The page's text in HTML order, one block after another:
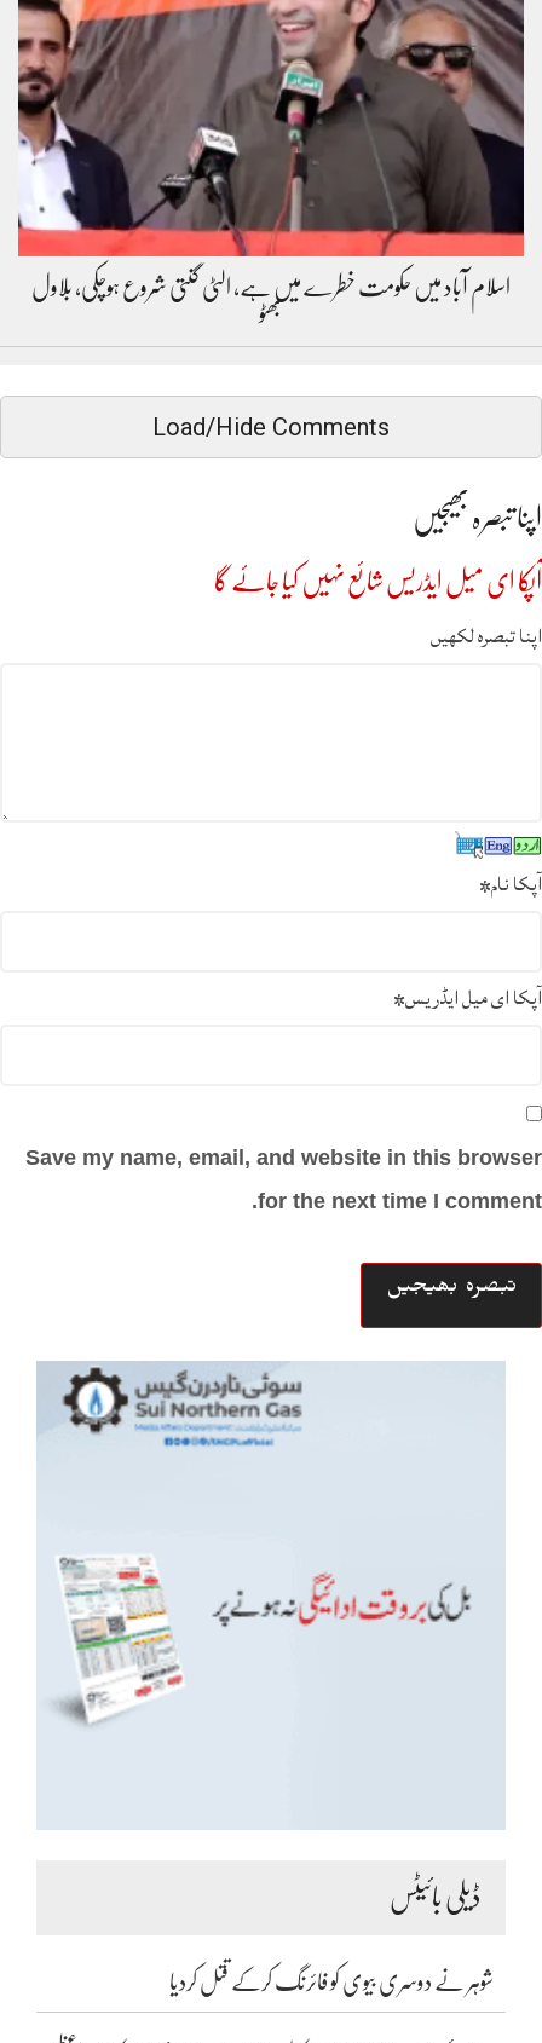
اسلام آباد میں حکومت خطرے میں ہے، الٹی گنتی شروع ہوچکی، بلاول
بھٹو
Load/Hide Comments
اپنا تبصرہ بھیجیں
آپکا ای میل ایڈریس شائع نہیں کیا جائے گا
اپنا تبصرہ لکھیں
آپکا نام*
آپکا ای میل ایڈریس*
Save my name, email, and website in this browser
for the next time I comment.
ڈیلی بائیٹس
شوہر نے دوسری بیوی کو فائرنگ کرکے قتل کردیا